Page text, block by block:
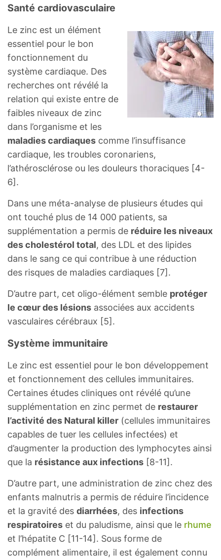
Santé cardiovasculaire
Le zinc est un élément
essentiel pour le bon
fonctionnement du
système cardiaque. Des
recherches ont révélé la
relation qui existe entre de
faibles niveaux de zinc
dans l’organisme et les
maladies cardiaques comme l’insuffisance
cardiaque, les troubles coronariens,
l’athérosclérose ou les douleurs thoraciques [4-
6].
Dans une méta-analyse de plusieurs études qui
ont touché plus de 14 000 patients, sa
supplémentation a permis de réduire les niveaux
des cholestérol total, des LDL et des lipides
dans le sang ce qui contribue à une réduction
des risques de maladies cardiaques [7].
D’autre part, cet oligo-élément semble protéger
le cœur des lésions associées aux accidents
vasculaires cérébraux [5].
Système immunitaire
Le zinc est essentiel pour le bon développement
et fonctionnement des cellules immunitaires.
Certaines études cliniques ont révélé qu’une
supplémentation en zinc permet de restaurer
l’activité des Natural killer (cellules immunitaires
capables de tuer les cellules infectées) et
d’augmenter la production des lymphocytes ainsi
que la résistance aux infections [8-11].
D’autre part, une administration de zinc chez des
enfants malnutris a permis de réduire l’incidence
et la gravité des diarrhées, des infections
respiratoires et du paludisme, ainsi que le rhume
et l’hépatite C [11-14]. Sous forme de
complément alimentaire, il est également connu